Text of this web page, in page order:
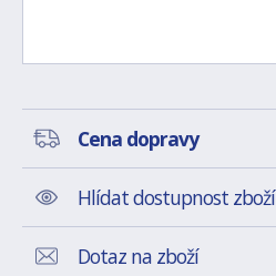
Cena dopravy
Hlídat dostupnost zboží
Dotaz na zboží